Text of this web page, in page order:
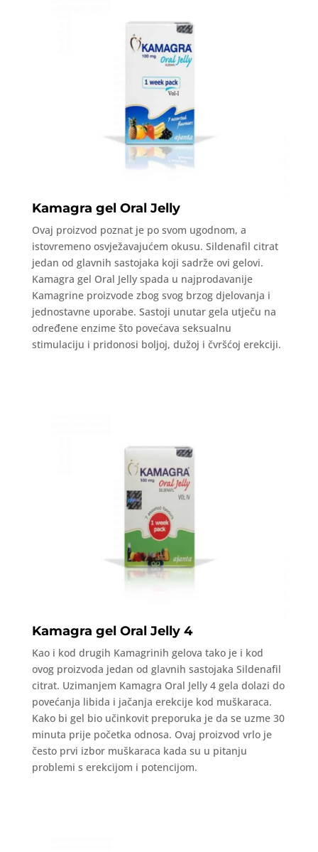
Kamagra gel Oral Jelly
Ovaj proizvod poznat je po svom ugodnom, a
istovremeno osvježavajućem okusu. Sildenafil citrat
jedan od glavnih sastojaka koji sadrže ovi gelovi.
Kamagra gel Oral Jelly spada u najprodavanije
Kamagrine proizvode zbog svog brzog djelovanja i
jednostavne uporabe. Sastoji unutar gela utječu na
određene enzime što povećava seksualnu
stimulaciju i pridonosi boljoj, dužoj i čvršćoj erekciji.
Kamagra gel Oral Jelly 4
Kao i kod drugih Kamagrinih gelova tako je i kod
ovog proizvoda jedan od glavnih sastojaka Sildenafil
citrat. Uzimanjem Kamagra Oral Jelly 4 gela dolazi do
povećanja libida i jačanja erekcije kod muškaraca.
Kako bi gel bio učinkovit preporuka je da se uzme 30
minuta prije početka odnosa. Ovaj proizvod vrlo je
često prvi izbor muškaraca kada su u pitanju
problemi s erekcijom i potencijom.